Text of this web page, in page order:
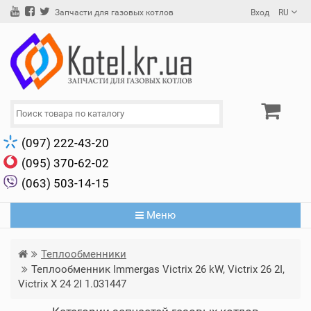
Запчасти для газовых котлов Вход RU
(097) 222-43-20
(095) 370-62-02
(063) 503-14-15
Меню
Теплообменники
Теплообменник Immergas Victrix 26 kW, Victrix 26 2I,
Victrix X 24 2I 1.031447